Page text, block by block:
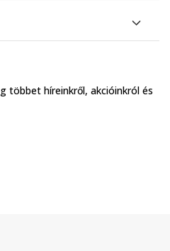
többet híreinkről, akcióinkról és